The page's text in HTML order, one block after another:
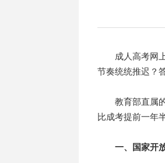
成人高考网上
节奏统统推迟？
教育部直属的
比成考提前一年
一、国家开